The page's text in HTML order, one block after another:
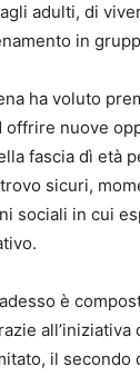
adulti, di
in
ha voluto
offrire nuove
fascia dì età
sicuri,
sociali in cui
è
all’iniziativa
il secondo